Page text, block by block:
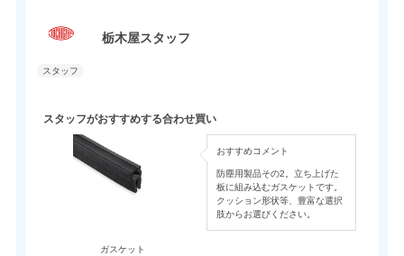
栃木屋スタッフ
スタッフがおすすめする合わせ買い
ガスケット
おすすめコメント
防塵用製品その2。立ち上げた
板に組み込むガスケットです。
クッション形状等、豊富な選択
肢からお選びください。